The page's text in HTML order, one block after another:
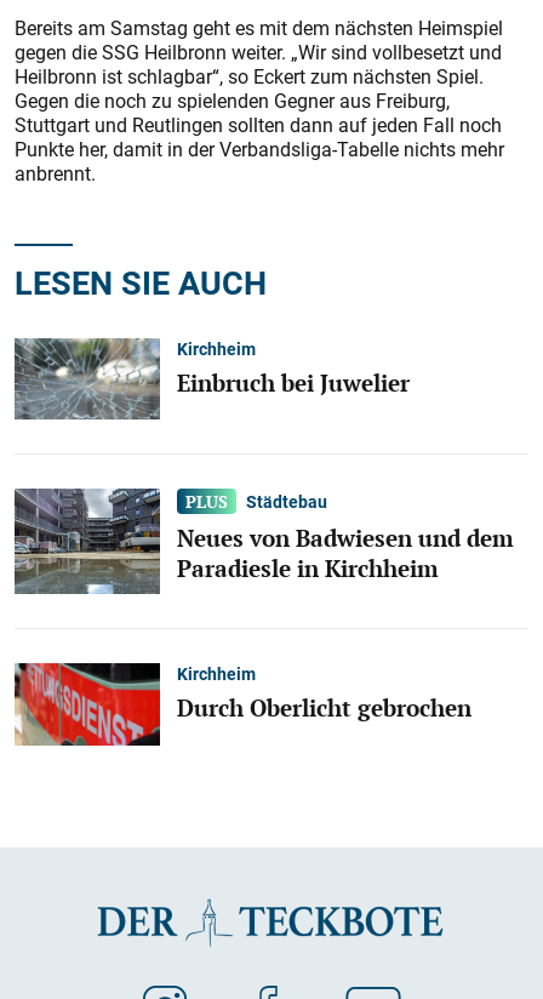
Bereits am Samstag geht es mit dem nächsten Heimspiel
gegen die SSG Heilbronn weiter. „Wir sind vollbesetzt und
Heilbronn ist schlagbar“, so Eckert zum nächsten Spiel.
Gegen die noch zu spielenden Gegner aus Freiburg,
Stuttgart und Reutlingen sollten dann auf jeden Fall noch
Punkte her, damit in der Verbandsliga-Tabelle nichts mehr
anbrennt.
LESEN SIE AUCH
Kirchheim
Einbruch bei Juwelier
Städtebau
Neues von Badwiesen und dem
Paradiesle in Kirchheim
Kirchheim
Durch Oberlicht gebrochen